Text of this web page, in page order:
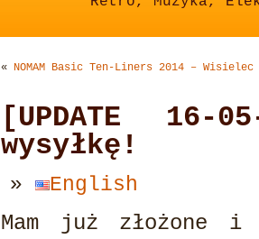
« NOMAM Basic Ten-Liners 2014 – Wisielec
[UPDATE 16-
wysyłkę!
English
Mam już złożone i